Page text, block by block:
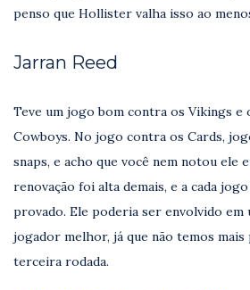
penso que Hollister valha isso ao
Jarran Reed
Teve um jogo bom contra os Vikings
Cowboys. No jogo contra os Cards,
snaps, e acho que você nem notou ele
renovação foi alta demais, e a cada
provado. Ele poderia ser envolvido em
jogador melhor, já que não temos mais
terceira rodada.